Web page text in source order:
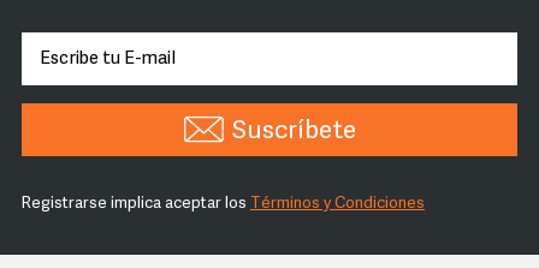
Suscríbete
Registrarse implica aceptar los Términos y Condiciones